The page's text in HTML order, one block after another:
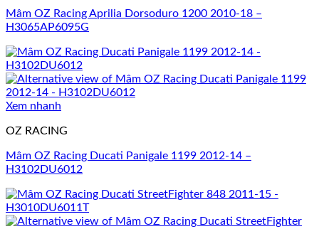
Mâm OZ Racing Aprilia Dorsoduro 1200 2010-18 –
H3065AP6095G
Xem nhanh
OZ RACING
Mâm OZ Racing Ducati Panigale 1199 2012-14 –
H3102DU6012